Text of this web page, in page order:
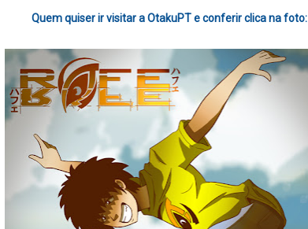
Quem quiser ir visitar a OtakuPT e conferir clica na foto: